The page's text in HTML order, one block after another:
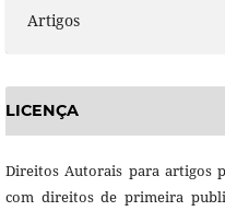
Artigos
LICENÇA
Direitos Autorais para artigos
com direitos de primeira